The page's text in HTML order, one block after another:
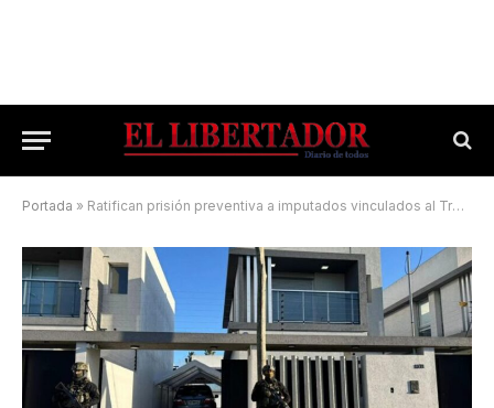
Portada » Ratifican prisión preventiva a imputados vinculados al Tren de Aragua